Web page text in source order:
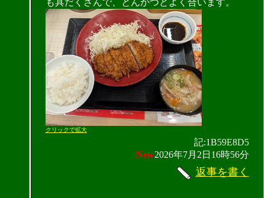
も具だくさんで、とんかつとよく合います。
クリックで拡大
記:1B59E8D5
New2026年7月2日16時56分
返事を書く